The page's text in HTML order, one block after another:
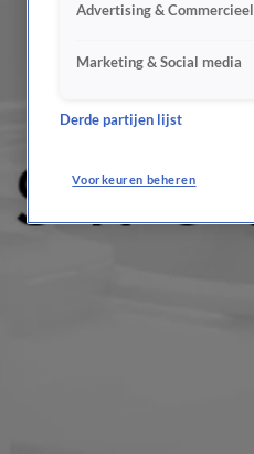
Advertising & Commercieel
Marketing & Social media
Derde partijen lijst
Voorkeuren beheren